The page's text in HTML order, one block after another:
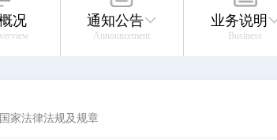
况 通知公告
Announcement
业务说明
Business
国家法律法规及规章